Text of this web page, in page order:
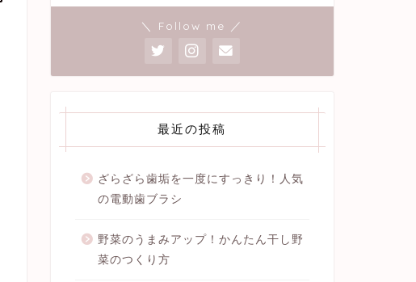
＼ Follow me ／
最近の投稿
ざらざら歯垢を一度にすっきり！人気
の電動歯ブラシ
野菜のうまみアップ！かんたん干し野
菜のつくり方